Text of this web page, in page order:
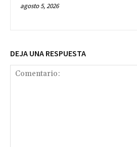
agosto 5, 2026
DEJA UNA RESPUESTA